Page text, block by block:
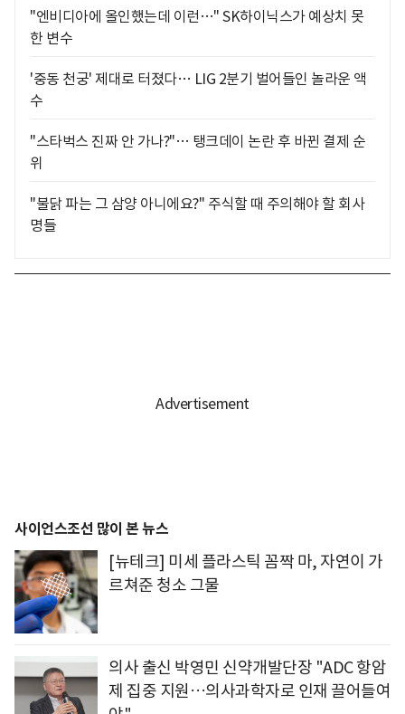
"엔비디아에 올인했는데 이런…" SK하이닉스가 예상치 못
한 변수
'중동 천궁' 제대로 터졌다… LIG 2분기 벌어들인 놀라운 액
수
"스타벅스 진짜 안 가나?"… 탱크데이 논란 후 바뀐 결제 순
위
"불닭 파는 그 삼양 아니에요?" 주식할 때 주의해야 할 회사
명들
사이언스조선 많이 본 뉴스
[뉴테크] 미세 플라스틱 꼼짝 마, 자연이 가
르쳐준 청소 그물
의사 출신 박영민 신약개발단장 "ADC 항암
제 집중 지원…의사과학자로 인재 끌어들여